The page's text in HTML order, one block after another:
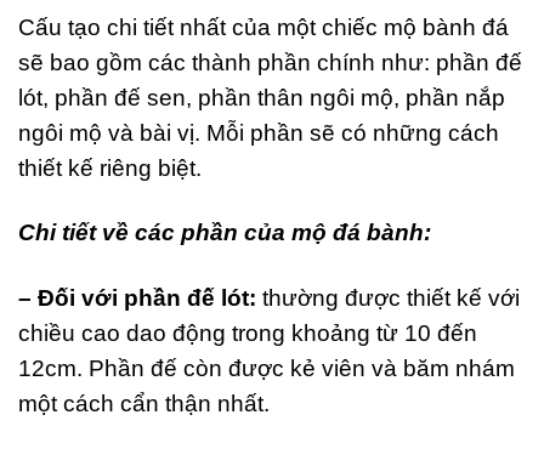
Cấu tạo chi tiết nhất của một chiếc mộ bành đá
sẽ bao gồm các thành phần chính như: phần đế
lót, phần đế sen, phần thân ngôi mộ, phần nắp
ngôi mộ và bài vị. Mỗi phần sẽ có những cách
thiết kế riêng biệt.
Chi tiết về các phần của mộ đá bành:
– Đối với phần đế lót: thường được thiết kế với
chiều cao dao động trong khoảng từ 10 đến
12cm. Phần đế còn được kẻ viên và băm nhám
một cách cẩn thận nhất.